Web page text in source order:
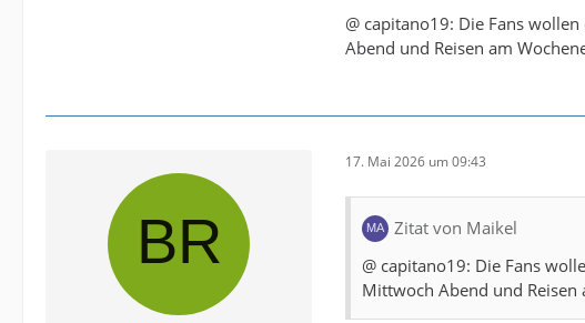
@ capitano19: Die Fans
Abend und Reisen am
17. Mai 2026 um 09:43
Zitat von Maikel
@ capitano19: Die Fans
Mittwoch Abend und Reisen